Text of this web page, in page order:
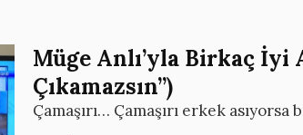
Müge Anlı’yla Birkaç İyi
Çıkamazsın”)
Çamaşırı… Çamaşırı erkek